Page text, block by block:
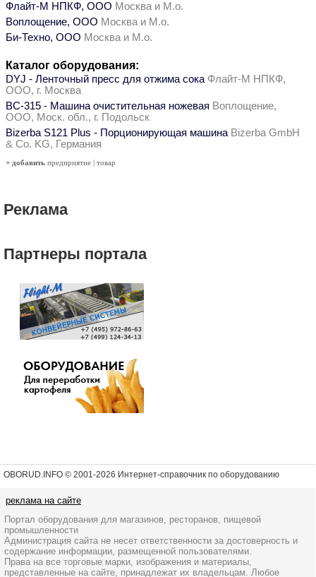
Флайт-М НПКФ, ООО Москва и М.о.
Воплощение, ООО Москва и М.о.
Би-Техно, ООО Москва и М.о.
Каталог оборудования:
DYJ - Ленточный пресс для отжима сока Флайт-М НПКФ,
ООО, г. Москва
ВС-315 - Машина очистительная ножевая Воплощение,
ООО, Моск. обл., г. Подольск
Bizerba S121 Plus - Порционирующая машина Bizerba GmbH
& Co. KG, Германия
+ добавить предприятие | товар
Реклама
Партнеры портала
OBORUD.INFO © 2001-2026 Интернет-справочник по оборудованию
реклама на сайте
Портал оборудования для магазинов, ресторанов, пищевой
промышленности
Администрация сайта не несет ответственности за достоверность и
содержание информации, размещенной пользователями.
Права на все торговые марки, изображения и материалы,
представленные на сайте, принадлежат их владельцам. Любое